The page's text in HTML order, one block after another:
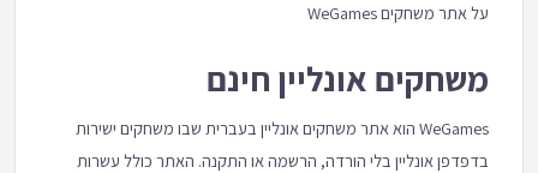
על אתר משחקים WeGames
משחקים אונליין חינם
WeGames הוא אתר משחקים אונליין בעברית שבו משחקים ישירות
בדפדפן אונליין בלי הורדה, הרשמה או התקנה. האתר כולל עשרות